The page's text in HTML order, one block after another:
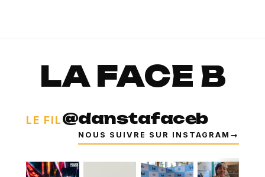
LA FACE B
LE FIL@danstafaceb
NOUS SUIVRE SUR INSTAGRAM →